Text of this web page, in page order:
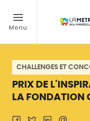
CHALLENGES ET
PRIX DE
LA FONDATION